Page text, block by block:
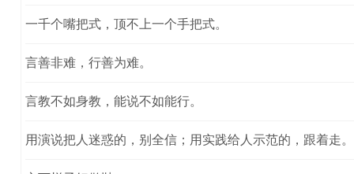
一千个嘴把式，顶不上一个手把式。
言善非难，行善为难。
言教不如身教，能说不如能行。
用演说把人迷惑的，别全信；用实践给人示范的，跟着走。